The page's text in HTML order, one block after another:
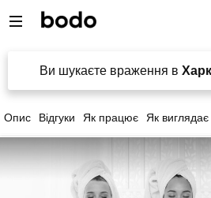
Ви шукаєте враження в
Опис Відгуки Як працює Як виглядає